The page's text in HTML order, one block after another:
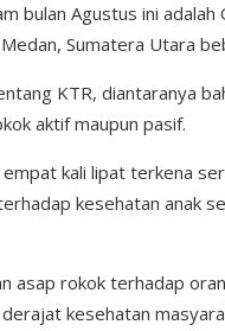
bulan Agustus ini
Sumatera Utara
KTR, diantaranya
aktif maupun pasif.
kali lipat terkena
kesehatan anak
asap rokok terhadap
kesehatan